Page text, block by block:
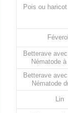
Pois ou
Betterave
Nématode
Betterave
Nématode
Lin